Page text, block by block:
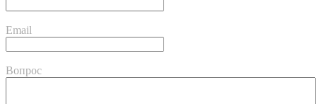
Email
Вопрос